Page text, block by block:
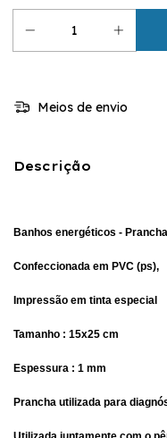
Meios de envio
Descrição
Banhos energéticos -
Confeccionada em PVC (ps),
Impressão em tinta especial
Tamanho : 15x25 cm
Espessura : 1 mm
Prancha utilizada para